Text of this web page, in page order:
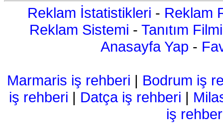
Reklam İstatistikleri - Reklam
Reklam Sistemi - Tanıtım Filmi
Anasayfa Yap -
Marmaris iş rehberi | Bodrum iş
iş rehberi | Datça iş rehberi |
iş